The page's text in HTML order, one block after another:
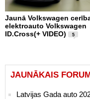
Jaunā Volkswagen
elektroauto Volkswagen
ID.Cross(+ VIDEO)
5
JAUNĀKAIS
Latvijas Gada auto